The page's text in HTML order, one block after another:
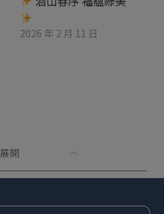
2026 年 2 月 11 日
展開